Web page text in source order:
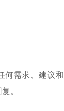
何需求、建议
。